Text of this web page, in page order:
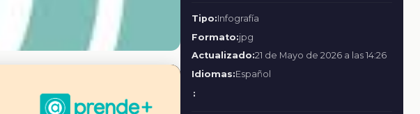
Tipo:Infografía
Formato:jpg
Actualizado:21 de Mayo de 2026 a las 14:26
Idiomas:Español
: